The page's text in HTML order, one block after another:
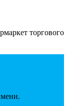
торгового